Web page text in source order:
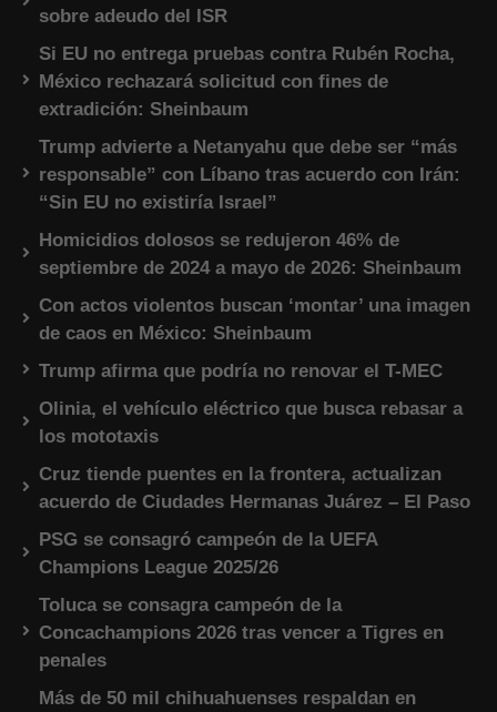
sobre adeudo del ISR
Si EU no entrega pruebas contra Rubén Rocha,
México rechazará solicitud con fines de
extradición: Sheinbaum
Trump advierte a Netanyahu que debe ser “más
responsable” con Líbano tras acuerdo con Irán:
“Sin EU no existiría Israel”
Homicidios dolosos se redujeron 46% de
septiembre de 2024 a mayo de 2026: Sheinbaum
Con actos violentos buscan ‘montar’ una imagen
de caos en México: Sheinbaum
Trump afirma que podría no renovar el T-MEC
Olinia, el vehículo eléctrico que busca rebasar a
los mototaxis
Cruz tiende puentes en la frontera, actualizan
acuerdo de Ciudades Hermanas Juárez – El Paso
PSG se consagró campeón de la UEFA
Champions League 2025/26
Toluca se consagra campeón de la
Concachampions 2026 tras vencer a Tigres en
penales
Más de 50 mil chihuahuenses respaldan en